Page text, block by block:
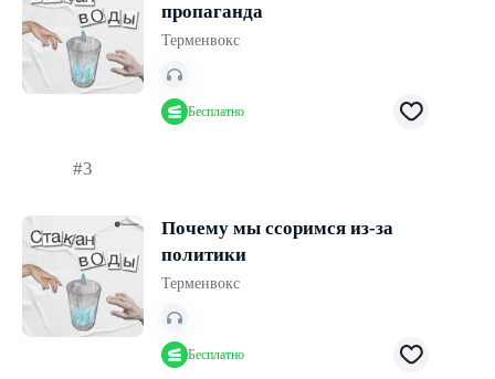
пропаганда
Терменвокс
Бесплатно
#3
Почему мы ссоримся из-за
политики
Терменвокс
Бесплатно